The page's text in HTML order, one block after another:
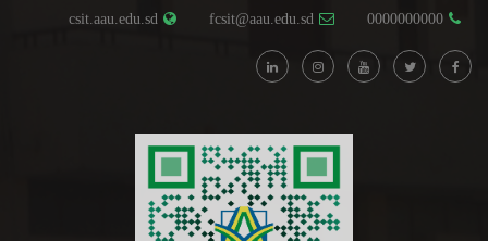
0000000000
fcsit@aau.edu.sd
csit.aau.edu.sd